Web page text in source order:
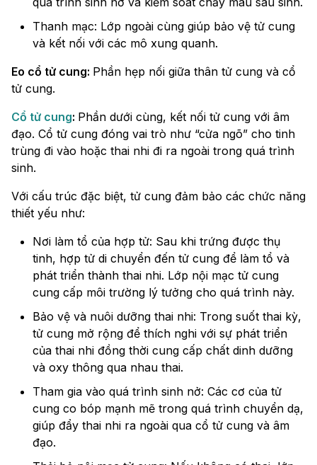
Thanh mạc: Lớp ngoài cùng giúp bảo vệ tử cung
và kết nối với các mô xung quanh.
Eo cổ tử cung: Phần hẹp nối giữa thân tử cung và cổ
tử cung.
Cổ tử cung: Phần dưới cùng, kết nối tử cung với âm
đạo. Cổ tử cung đóng vai trò như “cửa ngõ” cho tinh
trùng đi vào hoặc thai nhi đi ra ngoài trong quá trình
sinh.
Với cấu trúc đặc biệt, tử cung đảm bảo các chức năng
thiết yếu như:
Nơi làm tổ của hợp tử: Sau khi trứng được thụ
tinh, hợp tử di chuyển đến tử cung để làm tổ và
phát triển thành thai nhi. Lớp nội mạc tử cung
cung cấp môi trường lý tưởng cho quá trình này.
Bảo vệ và nuôi dưỡng thai nhi: Trong suốt thai kỳ,
tử cung mở rộng để thích nghi với sự phát triển
của thai nhi đồng thời cung cấp chất dinh dưỡng
và oxy thông qua nhau thai.
Tham gia vào quá trình sinh nở: Các cơ của tử
cung co bóp mạnh mẽ trong quá trình chuyển dạ,
giúp đẩy thai nhi ra ngoài qua cổ tử cung và âm
đạo.